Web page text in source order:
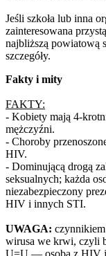
Jeśli szkoła lub inna
zainteresowana
najbliższą powiatową
szczegóły.
Fakty i mity
FAKTY:
- Kobiety mają 4-
mężczyźni.
- Choroby
HIV.
- Dominującą drogą
seksualnych; każda
niezabezpieczony
HIV i innych STI.
UWAGA:
wirusa we krwi, czyli
U=U — osoba z HIV